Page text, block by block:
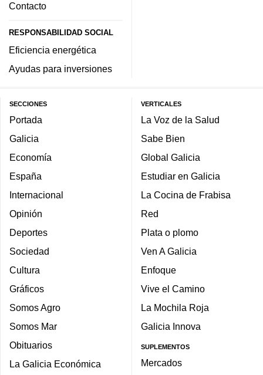
Contacto
RESPONSABILIDAD SOCIAL
Eficiencia energética
Ayudas para inversiones
SECCIONES
Portada
Galicia
Economía
España
Internacional
Opinión
Deportes
Sociedad
Cultura
Gráficos
Somos Agro
Somos Mar
Obituarios
La Galicia Económica
VERTICALES
La Voz de la Salud
Sabe Bien
Global Galicia
Estudiar en Galicia
La Cocina de Frabisa
Red
Plata o plomo
Ven A Galicia
Enfoque
Vive el Camino
La Mochila Roja
Galicia Innova
SUPLEMENTOS
Mercados